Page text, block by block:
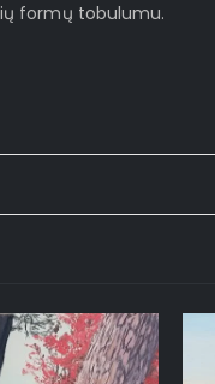
formų tobulumu.